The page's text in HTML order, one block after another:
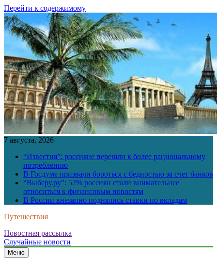
Перейти к содержимому
7 августа, 2026
“Известия”: россияне перешли к более рациональному
потреблению
В Госдуме призвали бороться с бедностью за счет банков
“Выберу.ру”: 52% россиян стали внимательнее
относиться к финансовым новостям
В России внезапно поднялись ставки по вкладам
Путешествия
Новостная рассылка
Случайные новости
Меню